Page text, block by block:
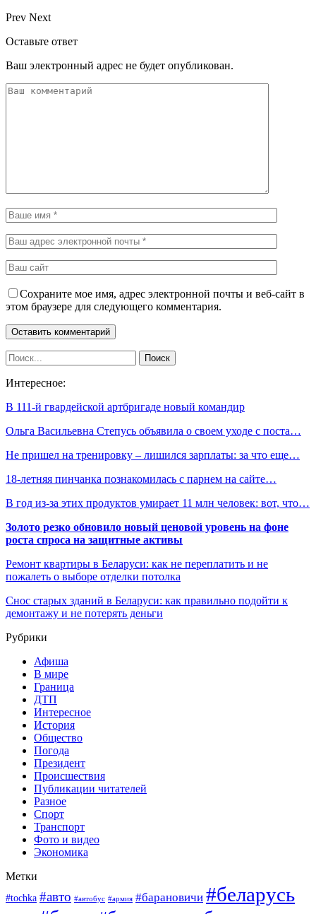
Prev Next
Оставьте ответ
Ваш электронный адрес не будет опубликован.
Сохраните мое имя, адрес электронной почты и веб-сайт в
этом браузере для следующего комментария.
Интересное:
В 111-й гвардейской артбригаде новый командир
Ольга Васильевна Степусь объявила о своем уходе с поста…
Не пришел на тренировку – лишился зарплаты: за что еще…
18-летняя пинчанка познакомилась с парнем на сайте…
В год из-за этих продуктов умирает 11 млн человек: вот, что…
Золото резко обновило новый ценовой уровень на фоне
роста спроса на защитные активы
Ремонт квартиры в Беларуси: как не переплатить и не
пожалеть о выборе отделки потолка
Снос старых зданий в Беларуси: как правильно подойти к
демонтажу и не потерять деньги
Рубрики
Афиша
В мире
Граница
ДТП
Интересное
История
Общество
Погода
Президент
Происшествия
Публикации читателей
Разное
Спорт
Транспорт
Фото и видео
Экономика
Метки
#tochka #авто #автобус #армия #барановичи #беларусь